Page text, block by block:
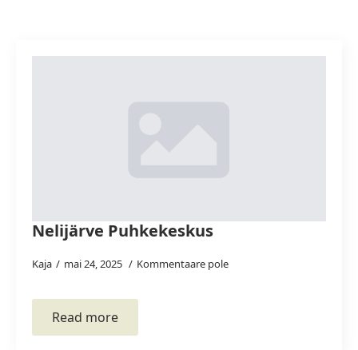
Nelijärve Puhkekeskus
Kaja mai 24, 2025 Kommentaare pole
Read more